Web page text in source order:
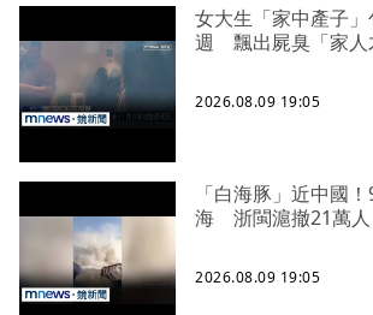
女大生「家中產子
週 飄出屍臭「家人
2026.08.09 19:05
「白海豚」近中國
海 浙閩滬撤21萬人
2026.08.09 19:05